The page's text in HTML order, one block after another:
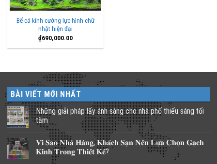
Bể cá kính cường lực hình chữ
nhật hiện đại
₫690,000.00
BÀI VIẾT MỚI NHẤT
Những giải pháp lấy ánh sáng cho nhà phố thiếu sáng tối
tăm
Không
bình
luận
ở
𝐕𝐢̀ 𝐒𝐚𝐨 𝐍𝐡𝐚̀ 𝐇𝐚̀𝐧𝐠, 𝐊𝐡𝐚́𝐜𝐡 𝐒𝐚̣𝐧 𝐍𝐞̂𝐧 𝐋𝐮̛̣𝐚 𝐂𝐡𝐨̣𝐧 𝐆𝐚̣𝐜𝐡
𝐊𝐢́𝐧𝐡 𝐓𝐫𝐨𝐧𝐠 𝐓𝐡𝐢𝐞̂́𝐭 𝐊𝐞̂́?